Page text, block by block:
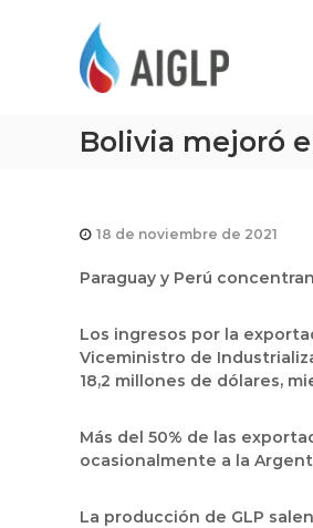
Bolivia mejoró
18 de noviembre de 2021
Paraguay y Perú
Los ingresos por la
Viceministro de
18,2 millones de dólares,
Más del 50% de las
ocasionalmente a la
La producción de GLP